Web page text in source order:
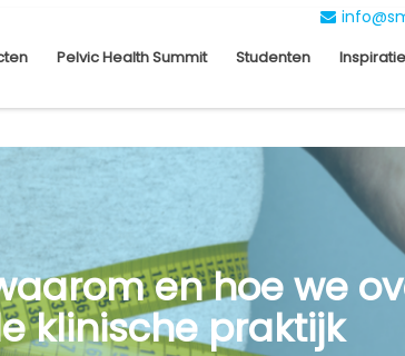
Pelvic Health Summit Studenten Inspiratie
en hoe we
klinische praktijk